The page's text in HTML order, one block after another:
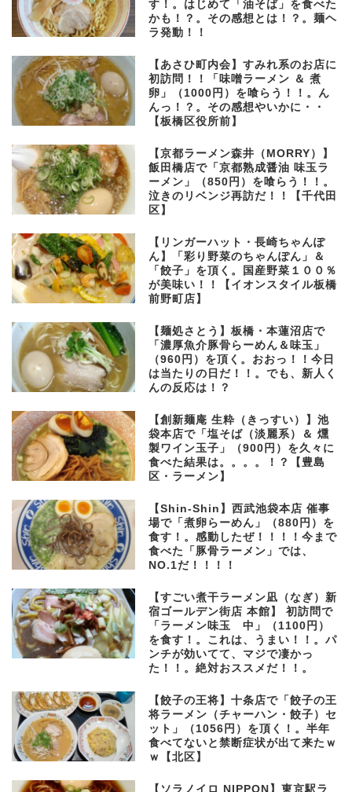
す！。はじめて「油そば」を食べた
かも！？。その感想とは！？。麺ヘ
ラ発動！！
【あさひ町内会】すみれ系のお店に
初訪問！！「味噌ラーメン ＆ 煮
卵」（1000円）を喰らう！！。ん
んっ！？。その感想やいかに・・
【板橋区役所前】
【京都ラーメン森井（MORRY）】
飯田橋店で「京都熟成醤油 味玉ラ
ーメン」（850円）を喰らう！！。
泣きのリベンジ再訪だ！！【千代田
区】
【リンガーハット・長崎ちゃんぽ
ん】「彩り野菜のちゃんぽん」＆
「餃子」を頂く。国産野菜１００％
が美味い！！【イオンスタイル板橋
前野町店】
【麺処さとう】板橋・本蓮沼店で
「濃厚魚介豚骨らーめん＆味玉」
（960円）を頂く。おおっ！！今日
は当たりの日だ！！。でも、新人く
んの反応は！？
【創新麺庵 生粋（きっすい）】池
袋本店で「塩そば（淡麗系）＆ 燻
製ワイン玉子」（900円）を久々に
食べた結果は。。。。！？【豊島
区・ラーメン】
【Shin-Shin】西武池袋本店 催事
場で「煮卵らーめん」（880円）を
食す！。感動したぜ！！！！今まで
食べた「豚骨ラーメン」では、
NO.1だ！！！！
【すごい煮干ラーメン凪（なぎ）新
宿ゴールデン街店 本館】 初訪問で
「ラーメン味玉 中」（1100円）
を食す！。これは、うまい！！。パ
ンチが効いてて、マジで凄かっ
た！！。絶対おススメだ！！。
【餃子の王将】十条店で「餃子の王
将ラーメン（チャーハン・餃子）セ
ット」（1056円）を頂く！。半年
食べてないと禁断症状が出て来たｗ
ｗ【北区】
【ソラノイロ NIPPON】東京駅ラ